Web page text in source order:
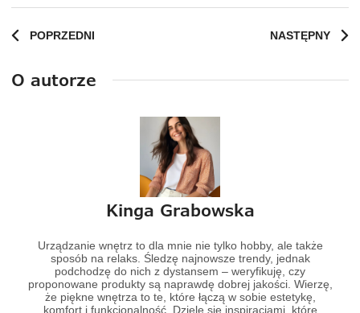
POPRZEDNI NASTĘPNY
O autorze
Kinga Grabowska
Urządzanie wnętrz to dla mnie nie tylko hobby, ale także
sposób na relaks. Śledzę najnowsze trendy, jednak
podchodzę do nich z dystansem – weryfikuję, czy
proponowane produkty są naprawdę dobrej jakości. Wierzę,
że piękne wnętrza to te, które łączą w sobie estetykę,
komfort i funkcjonalność. Dzielę się inspiracjami, które